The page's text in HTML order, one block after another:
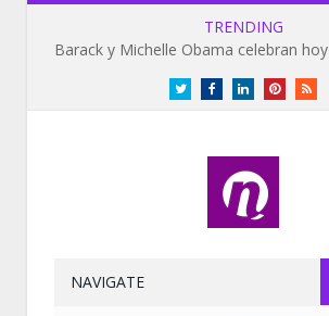
TRENDING
TwitterFacebookLinkedInPinterestRSS
NAVIGATE